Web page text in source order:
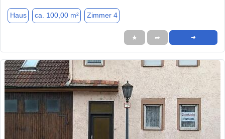
Haus ca. 100,00 m² Zimmer 4
★ ➦ ➜